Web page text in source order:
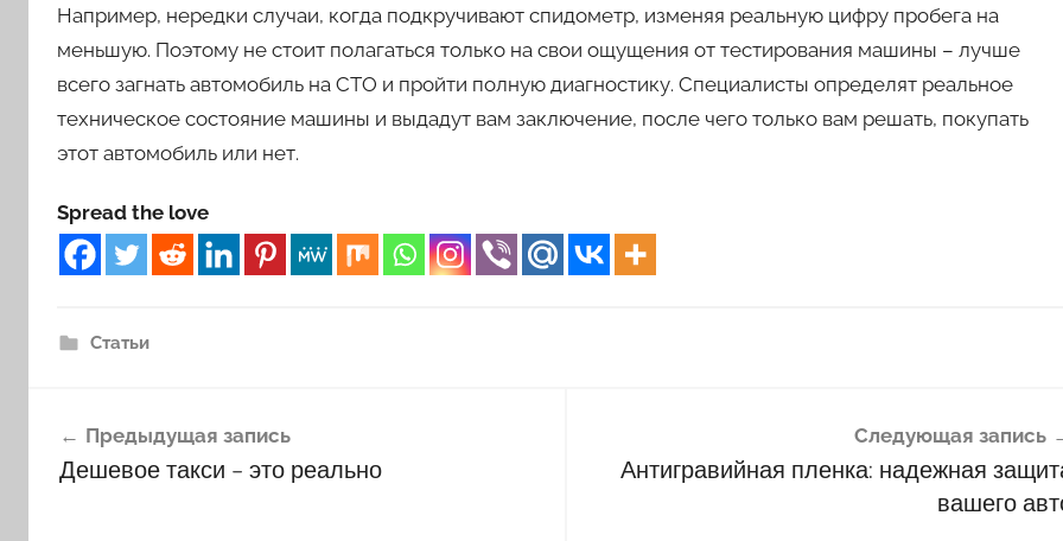
Например, нередки случаи, когда подкручивают спидометр, изменяя реальную цифру пробега на
меньшую. Поэтому не стоит полагаться только на свои ощущения от тестирования машины – лучше
всего загнать автомобиль на СТО и пройти полную диагностику. Специалисты определят реальное
техническое состояние машины и выдадут вам заключение, после чего только вам решать, покупать
этот автомобиль или нет.
Spread the love
Статьи
по
записям
Предыдущая запись
Дешевое такси – это реально
Следующая запись
Антигравийная пленка: надежная
вашего